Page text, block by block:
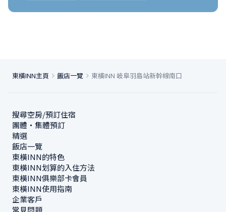
東橫INN主頁 飯店一覽 東橫INN 岐阜羽島站新幹線南口
搜尋空房/預訂住宿
團體・集體預訂
精選
飯店一覽
東橫INN的特色
東橫INN划算的入住方法
東橫INN俱樂部卡會員
東橫INN使用指南
企業客戶
常見問題